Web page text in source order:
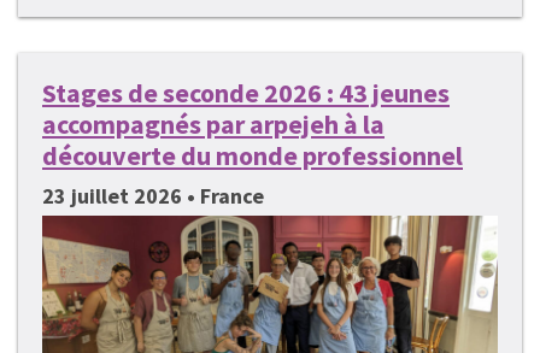
Stages de seconde 2026 : 43 jeunes
accompagnés par arpejeh à la
découverte du monde professionnel
23 juillet 2026 • France